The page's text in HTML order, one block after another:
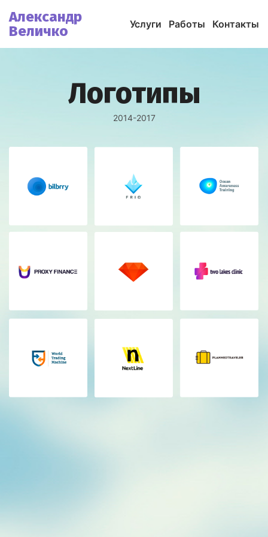
Александр
Величко
Услуги Работы Контакты
Логотипы
2014-2017